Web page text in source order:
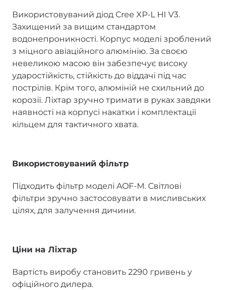
Використовуваний діод Cree XP-L HI V3.
Захищений за вищим стандартом
водонепроникності. Корпус моделі зроблений
з міцного авіаційного алюмінію. За своєю
невеликою масою він забезпечує високу
ударостійкість, стійкість до віддачі під час
пострілів. Крім того, алюміній не схильний до
корозії. Ліхтар зручно тримати в руках завдяки
наявності на корпусі накатки і комплектації
кільцем для тактичного хвата.
Використовуваний фільтр
Підходить фільтр моделі AOF-M. Світлові
фільтри зручно застосовувати в мисливських
цілях, для залучення дичини.
Ціни на Ліхтар
Вартість виробу становить 2290 гривень у
офіційного дилера.